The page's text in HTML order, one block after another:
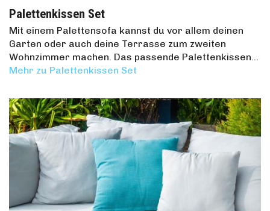
Palettenkissen Set
Mit einem Palettensofa kannst du vor allem deinen
Garten oder auch deine Terrasse zum zweiten
Wohnzimmer machen. Das passende Palettenkissen…
Mehr zu Palettenkissen Set